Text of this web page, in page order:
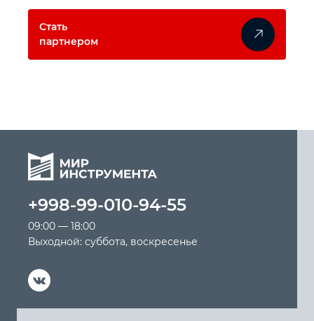
Стать
партнером
+998-99-010-94-55
09:00 — 18:00
Выходной: суббота, воскресенье